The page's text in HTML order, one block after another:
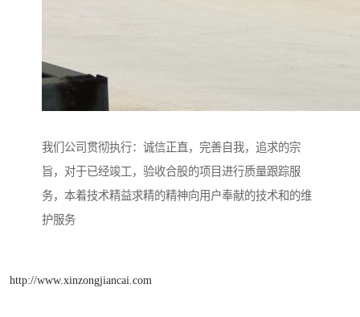
我们公司贯彻执行：诚信正直，完善自我，追求的宗
旨，对于已经竣工，验收合股的项目进行质量跟踪服
务，本着技术精益求精的精神向用户奉献的技术和的维
护服务
http://www.xinzongjiancai.com